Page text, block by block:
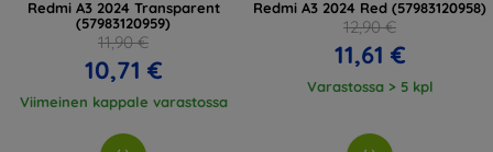
Redmi A3 2024 Transparent
(57983120959)
11,90 €
10,71 €
Viimeinen kappale varastossa
Redmi A3 2024 Red (57983120958)
12,90 €
11,61 €
Varastossa > 5 kpl